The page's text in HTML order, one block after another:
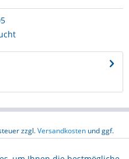
zzgl.Versandkosten und ggf.